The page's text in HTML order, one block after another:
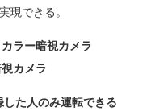
現できる。
カラー暗視カメラ
カメラ
た人のみ運転できる